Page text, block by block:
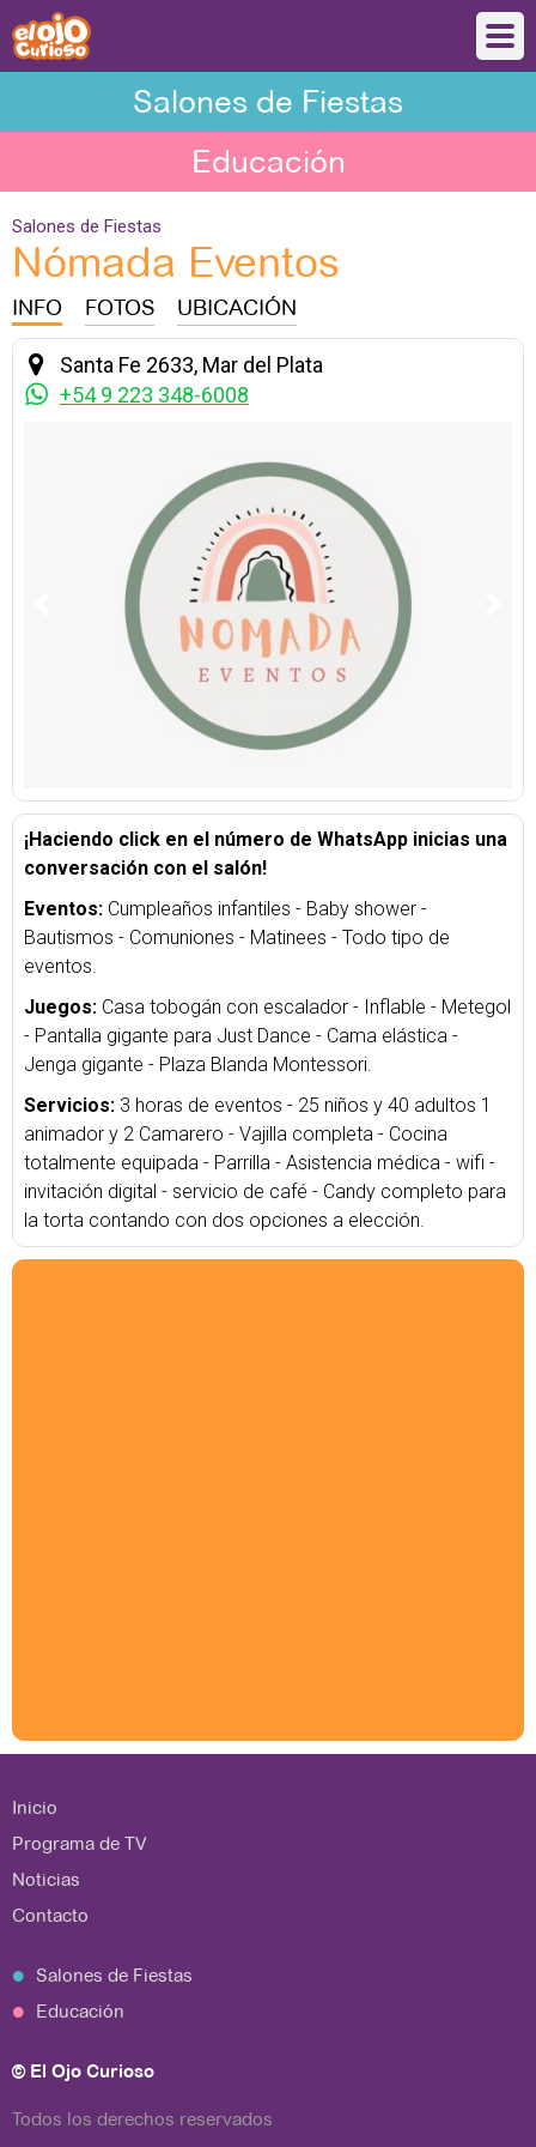
Salones de Fiestas
Educación
Salones de Fiestas
Nómada Eventos
INFO FOTOS UBICACIÓN
Santa Fe 2633, Mar del Plata
+54 9 223 348-6008
¡Haciendo click en el número de WhatsApp inicias una
conversación con el salón!
Eventos: Cumpleaños infantiles - Baby shower -
Bautismos - Comuniones - Matinees - Todo tipo de
eventos.
Juegos: Casa tobogán con escalador - Inflable - Metegol
- Pantalla gigante para Just Dance - Cama elástica -
Jenga gigante - Plaza Blanda Montessori.
Servicios: 3 horas de eventos - 25 niños y 40 adultos 1
animador y 2 Camarero - Vajilla completa - Cocina
totalmente equipada - Parrilla - Asistencia médica - wifi -
invitación digital - servicio de café - Candy completo para
la torta contando con dos opciones a elección.
Inicio
Programa de TV
Noticias
Contacto
Salones de Fiestas
Educación
© El Ojo Curioso
Todos los derechos reservados